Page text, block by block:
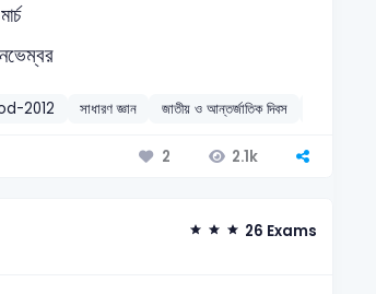
2012 সাধারণ জ্ঞান জাতীয় ও আন্তর্জাতিক দিবস
2 2.1k
26 Exams